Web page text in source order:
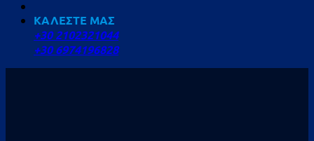
ΚΑΛΕΣΤΕ ΜΑΣ
+30 2102321044
+30 6974196828